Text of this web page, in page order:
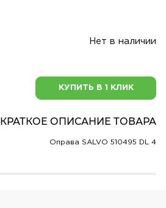
Нет в наличии
КУПИТЬ В 1 КЛИК
КРАТКОЕ ОПИСАНИЕ ТОВАРА
Оправа SALVO 510495 DL 4